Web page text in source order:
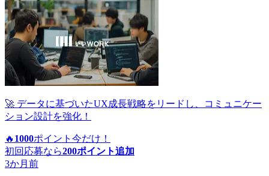
🚀 データに基づいたUX成長戦略をリードし、コミュニケー
ション設計を強化！
🔥 1000ポイント 今だけ！
初回応募なら200ポイント追加
3か月前